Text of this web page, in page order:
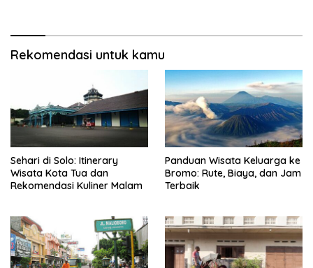
Rekomendasi untuk kamu
Sehari di Solo: Itinerary
Wisata Kota Tua dan
Rekomendasi Kuliner Malam
Panduan Wisata Keluarga ke
Bromo: Rute, Biaya, dan Jam
Terbaik